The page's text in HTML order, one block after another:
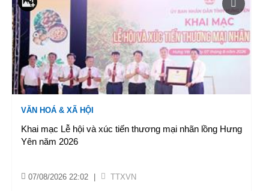
VĂN HOÁ & XÃ HỘI
Khai mạc Lễ hội và xúc tiến thương mại nhãn lồng Hưng
Yên năm 2026
07/08/2026 22:02 TTXVN